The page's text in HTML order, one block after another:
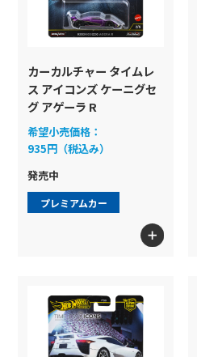
カーカルチャー タイムレ
ス アイコンズ ケーニグセ
グ アゲーラ R
希望小売価格：
935円（税込み）
発売中
プレミアムカー